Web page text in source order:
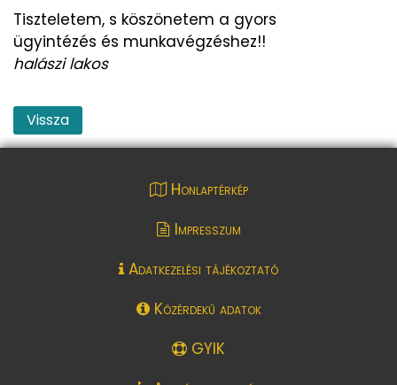
Tiszteletem, s köszönetem a gyors
ügyintézés és munkavégzéshez!!
halászi lakos
Vissza
Honlaptérkép
Impresszum
Adatkezelési tájékoztató
Közérdekű adatok
GYIK